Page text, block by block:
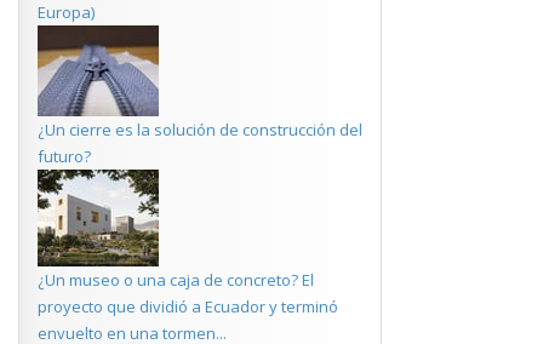
Europa)
¿Un cierre es la solución de construcción del
futuro?
¿Un museo o una caja de concreto? El
proyecto que dividió a Ecuador y terminó
envuelto en una tormen...